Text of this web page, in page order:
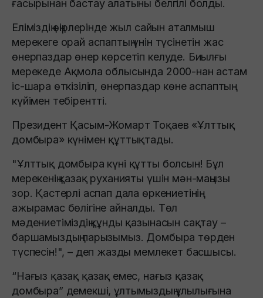
ғасырынан бастау алатыны белгілі болды.
Еліміздің өңірлерінде жыл сайын аталмыш
мерекеге орай аспаптың үнін түсінетін жас
өнерпаздар өнер көрсетіп келуде. Биылғы
мерекеде Ақмола облысында 2000-нан астам
іс-шара өткізіліп, өнерпаздар көне аспаптың
күйімен тебірентті.
Президент Қасым-Жомарт Тоқаев «Ұлттық
домбыра» күнімен құттықтады.
"Ұлттық домбыра күні құтты болсын! Бұл
мерекенің қазақ руханияты үшін мән-маңызы
зор. Қастерлі аспап дала өркениетінің
ажырамас бөлігіне айналды. Төл
мәдениетіміздің құнды қазынасын сақтау –
баршамыздың парызымыз. Домбыра төрден
түспесін!", – деп жазды мемлекет басшысы.
“Нағыз қазақ қазақ емес, нағыз қазақ
домбыра” демекші, ұлтымыздың ұлылығына